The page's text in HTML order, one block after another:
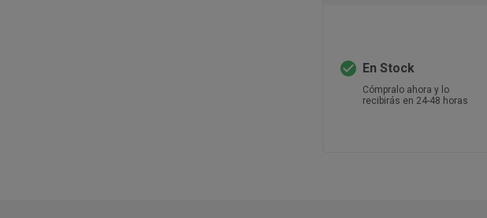
check_circle En Stock
Cómpralo ahora y lo
recibirás en 24-48 horas